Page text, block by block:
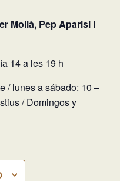
Mollà, Pep Aparisi i
14 a les 19 h
/ lunes a sábado: 10 –
/ Domingos y